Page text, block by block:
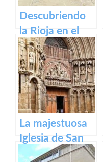
Descubriendo
la Rioja en el
Camino de
Santiago
Francés
La majestuosa
Iglesia de San
Bartolomé en